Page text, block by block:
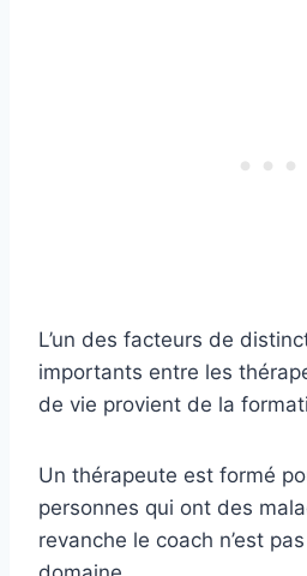
L’un des facteurs de
importants entre les
de vie provient de la
Un thérapeute est formé
personnes qui ont des
revanche le coach n’est